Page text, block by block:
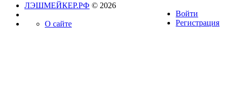
Войти
Регистрация
ЛЭШМЕЙКЕР.РФ © 2026
О сайте